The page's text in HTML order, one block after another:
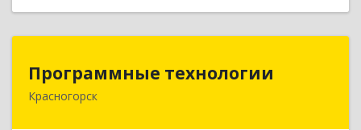
Программные технологии
Красногорск
143408, Московская обл, Красногорский р-н,